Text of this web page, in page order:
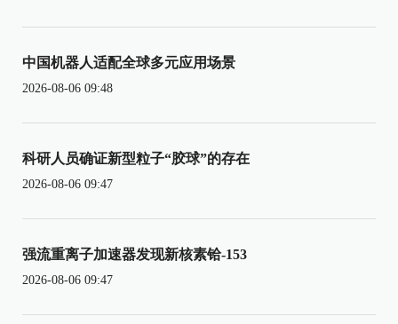
中国机器人适配全球多元应用场景
2026-08-06 09:48
科研人员确证新型粒子“胶球”的存在
2026-08-06 09:47
强流重离子加速器发现新核素铪-153
2026-08-06 09:47